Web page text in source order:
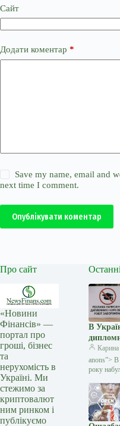
Сайт
Додати коментар *
Save my name, email and
next time I comment.
Опублікувати коментар
Про сайт
«Новини
Фінансів» —
портал про
гроші, бізнес
та
нерухомість в
Україні. Ми
стежимо за
криптовалют
ним ринком і
публікуємо
В
нові
anons”> В
року
з
студентів